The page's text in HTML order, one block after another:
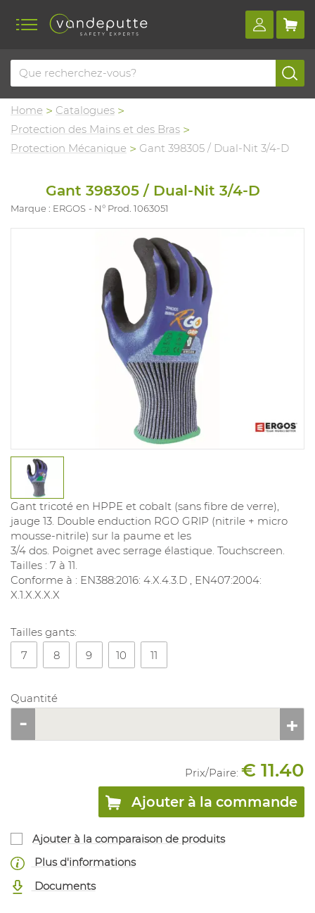
Home
Catalogues
Protection des Mains et des Bras
Protection Mécanique
Gant 398305 / Dual-Nit 3/4-D
Gant 398305 / Dual-Nit 3/4-D
Marque : ERGOS N° Prod. 1063051
Gant tricoté en HPPE et cobalt (sans fibre de verre),
jauge 13. Double enduction RGO GRIP (nitrile + micro
mousse-nitrile) sur la paume et les
3/4 dos. Poignet avec serrage élastique. Touchscreen.
Tailles : 7 à 11.
Conforme à : EN388:2016: 4.X.4.3.D , EN407:2004:
X.1.X.X.X.X
Tailles gants:
7
8 9 10 11
Quantité
Prix/Paire: € 11.40
Ajouter à la commande
Ajouter à la comparaison de produits
Plus d'informations
Documents